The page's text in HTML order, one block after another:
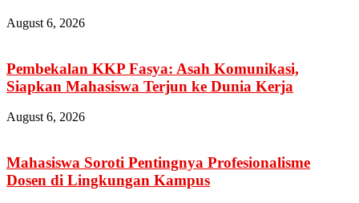
August 6, 2026
Pembekalan KKP Fasya: Asah Komunikasi,
Siapkan Mahasiswa Terjun ke Dunia Kerja
August 6, 2026
Mahasiswa Soroti Pentingnya Profesionalisme
Dosen di Lingkungan Kampus